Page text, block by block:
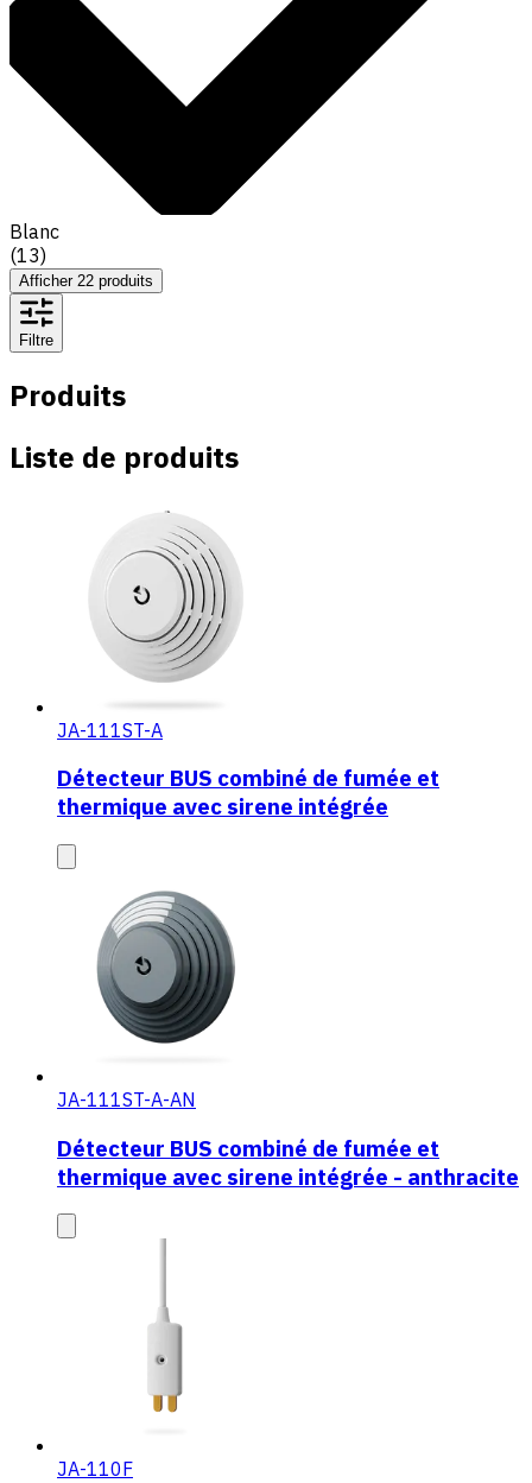
Blanc
(13)
Afficher 22 produits
Filtre
Produits
Liste de produits
JA-111ST-A
Détecteur BUS combiné de fumée et
thermique avec sirene intégrée
JA-111ST-A-AN
Détecteur BUS combiné de fumée et
thermique avec sirene intégrée - anthracite
JA-110F